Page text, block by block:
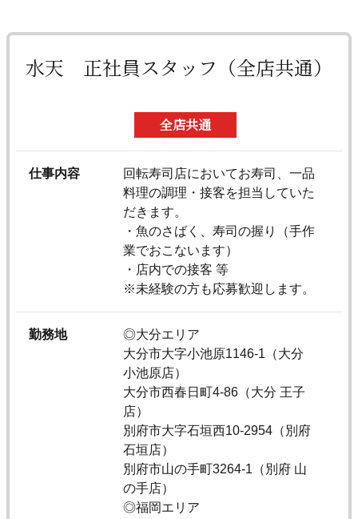
水天 正社員スタッフ（全店共通）
全店共通
仕事内容
回転寿司店においてお寿司、一品
料理の調理・接客を担当していた
だきます。
・魚のさばく、寿司の握り（手作
業でおこないます）
・店内での接客 等
※未経験の方も応募歓迎します。
勤務地
◎大分エリア
大分市大字小池原1146-1（大分
小池原店）
大分市西春日町4-86（大分 王子
店）
別府市大字石垣西10-2954（別府
石垣店）
別府市山の手町3264-1（別府 山
の手店）
◎福岡エリア